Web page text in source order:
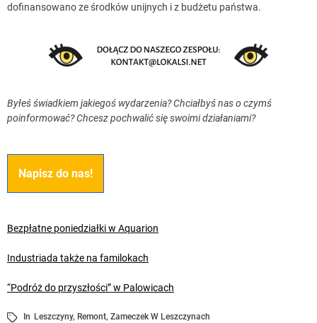
dofinansowano ze środków unijnych i z budżetu państwa.
Byłeś świadkiem jakiegoś wydarzenia? Chciałbyś nas o czymś
poinformować? Chcesz pochwalić się swoimi działaniami?
Napisz do nas!
Bezpłatne poniedziałki w Aquarion
Industriada także na familokach
“Podróż do przyszłości” w Palowicach
In Leszczyny, Remont, Zameczek W Leszczynach